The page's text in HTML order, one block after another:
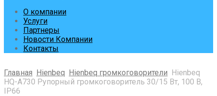
О компании
Услуги
Партнеры
Новости Компании
Контакты
Главная Hienbeq Hienbeq громкоговорители Hienbeq
HQ-A730 Рупорный громкоговоритель 30/15 Вт, 100 В,
IP66